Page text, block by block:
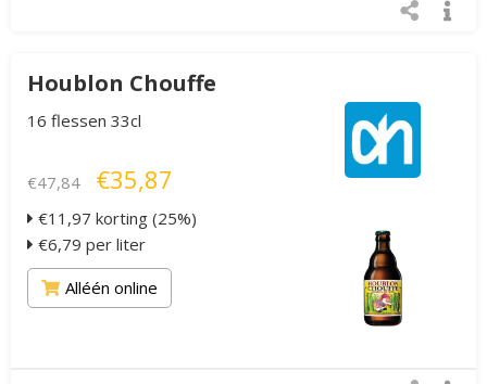
Houblon Chouffe
16 flessen 33cl
€47,84 €35,87
€11,97 korting (25%)
€6,79 per liter
Alléén online